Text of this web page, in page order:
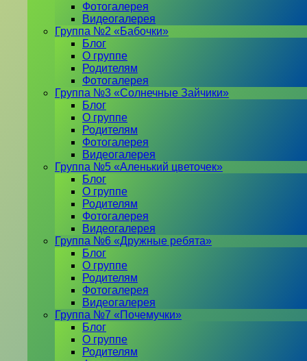
Фотогалерея
Видеогалерея
Группа №2 «Бабочки»
Блог
О группе
Родителям
Фотогалерея
Группа №3 «Солнечные Зайчики»
Блог
О группе
Родителям
Фотогалерея
Видеогалерея
Группа №5 «Аленький цветочек»
Блог
О группе
Родителям
Фотогалерея
Видеогалерея
Группа №6 «Дружные ребята»
Блог
О группе
Родителям
Фотогалерея
Видеогалерея
Группа №7 «Почемучки»
Блог
О группе
Родителям